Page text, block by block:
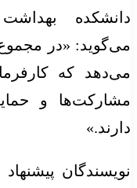
دانشکده
می‌گوید: «در
می‌دهد که
مشارکت‌ها و
دارند.»
نویسندگان